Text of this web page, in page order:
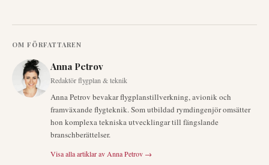
OM FÖRFATTAREN
Anna Petrov
Redaktör flygplan & teknik
Anna Petrov bevakar flygplanstillverkning, avionik och
framväxande flygteknik. Som utbildad rymdingenjör omsätter
hon komplexa tekniska utvecklingar till fängslande
branschberättelser.
Visa alla artiklar av Anna Petrov →